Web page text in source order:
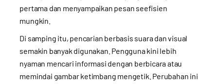
pertama dan menyampaikan pesan seefisien
mungkin.
Di samping itu, pencarian berbasis suara dan visual
semakin banyak digunakan. Pengguna kini lebih
nyaman mencari informasi dengan berbicara atau
memindai gambar ketimbang mengetik. Perubahan ini